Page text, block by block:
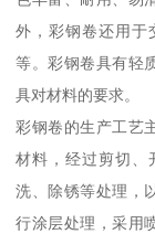
外，彩钢卷还用于
等。彩钢卷具有轻
具对材料的要求。
彩钢卷的生产工艺
材料，经过剪切、
洗、除锈等处理，
行涂层处理，采用